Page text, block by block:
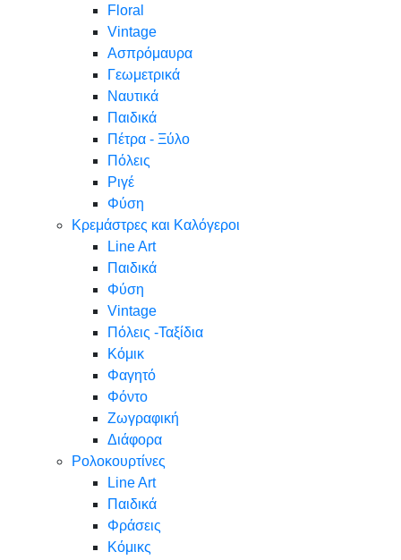
Floral
Vintage
Ασπρόμαυρα
Γεωμετρικά
Ναυτικά
Παιδικά
Πέτρα - Ξύλο
Πόλεις
Ριγέ
Φύση
Κρεμάστρες και Καλόγεροι
Line Art
Παιδικά
Φύση
Vintage
Πόλεις -Ταξίδια
Κόμικ
Φαγητό
Φόντο
Ζωγραφική
Διάφορα
Ρολοκουρτίνες
Line Art
Παιδικά
Φράσεις
Κόμικς